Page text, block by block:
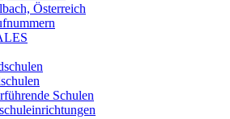
Österreich
Schulen